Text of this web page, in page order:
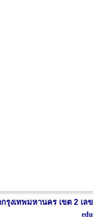
งเทพมหานคร เขต 2 เล